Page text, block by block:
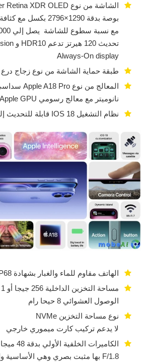
Always-On display
طبقة حماية الشاشة من نوع زجاج درع
نانوميتر مع معالج رسومي Apple GPU
نظام التشغيل IOS 18 قابلة للتحديث إلى iOS 18.2.1
الهاتف مقاوم للماء والغبار بشهادة IP68
الوصول العشوائي 8 حيحا رام
نوع مساحة التخزين NVMe
لا يدعم تركيب كارت ميموري خارجي